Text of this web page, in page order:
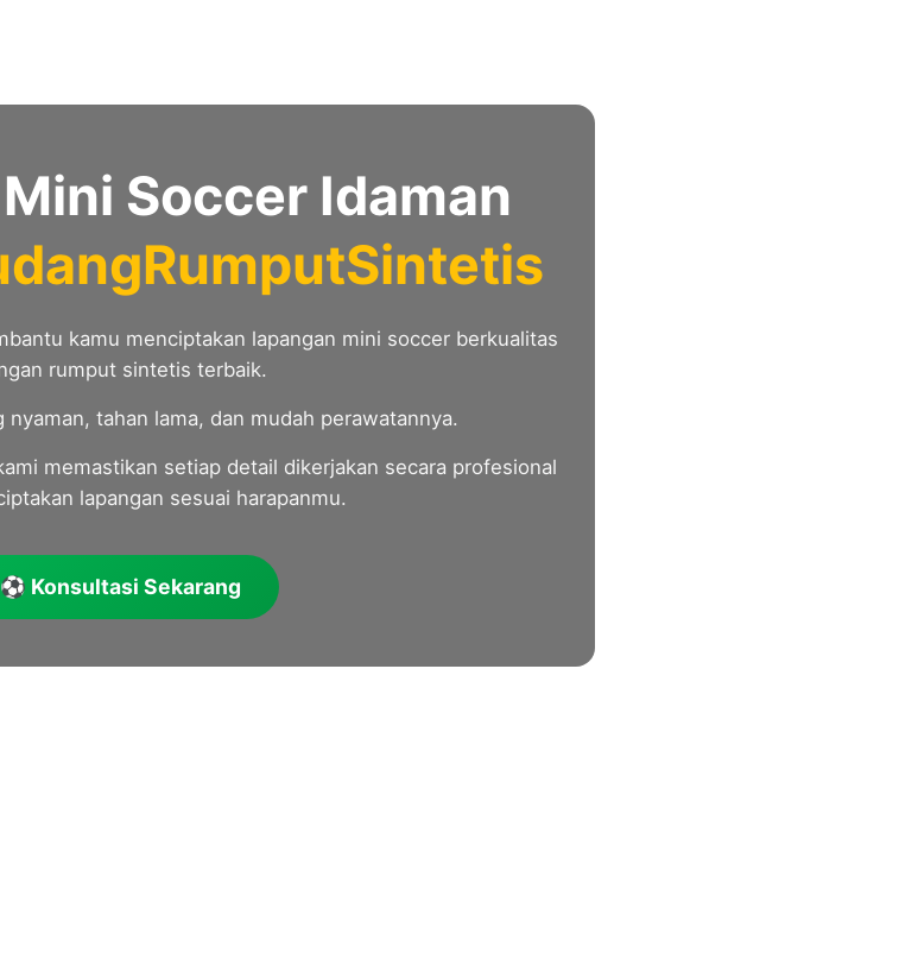
Soccer Idaman
kamu menciptakan lapangan mini soccer berkualitas
rumput sintetis terbaik.
nyaman, tahan lama, dan mudah perawatannya.
memastikan setiap detail dikerjakan secara profesional
lapangan sesuai harapanmu.
⚽ Konsultasi Sekarang